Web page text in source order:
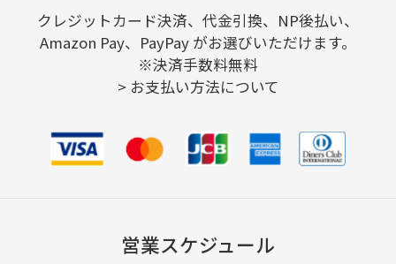
クレジットカード決済、代金引換、NP後払い、
Amazon Pay、PayPay がお選びいただけます。
※決済手数料無料
> お支払い方法について
営業スケジュール